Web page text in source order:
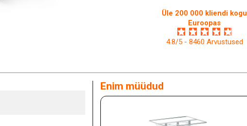
Üle 200 000 kliendi kogu
Euroopas
4.8/5 - 8460 Arvustused
Enim müüdud